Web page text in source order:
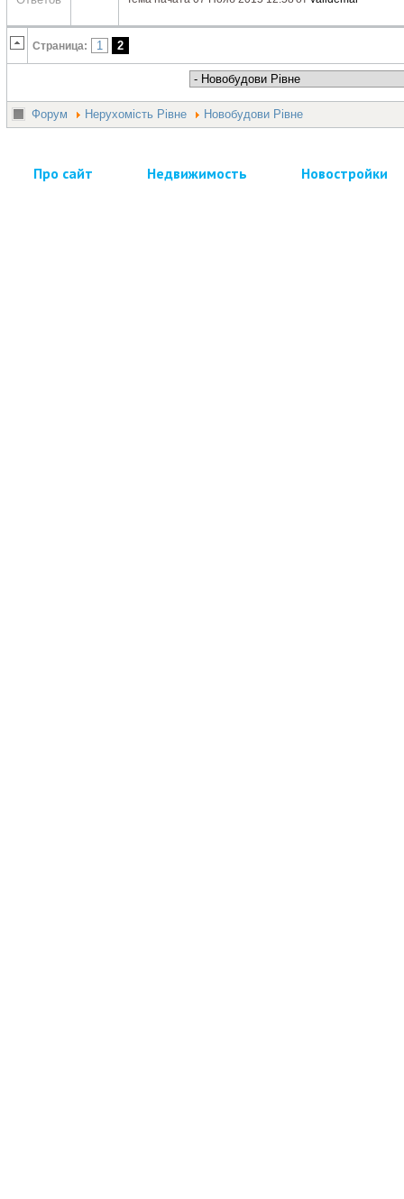
Страница: 1 2
Форум Нерухомість Рівне Новобудови Рівне
Про сайт Недвижимость Новостройки